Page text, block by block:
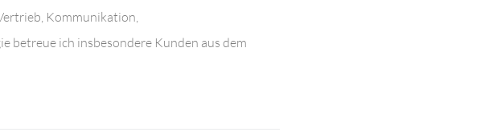
Kommunikation,
betreue ich insbesondere Kunden aus dem